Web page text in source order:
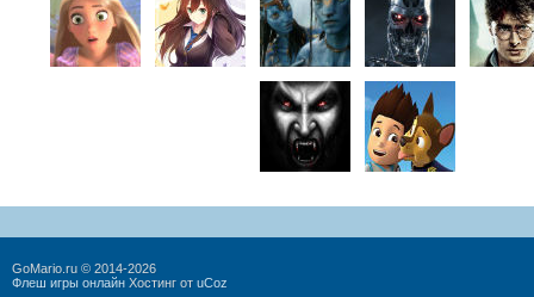
GoMario.ru © 2014-2026
Флеш игры онлайн Хостинг от uCoz